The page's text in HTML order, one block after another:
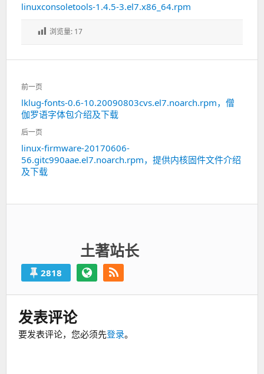
linuxconsoletools-1.4.5-3.el7.x86_64.rpm
浏览量: 17
文
章
导
航
前一页
上
一
篇：
lklug-fonts-0.6-10.20090803cvs.el7.noarch.rpm，僧
伽罗语字体包介绍及下载
后一页
下
一
篇：
linux-firmware-20170606-
56.gitc990aae.el7.noarch.rpm，提供内核固件文件介绍
及下载
土著站长
2818
发表评论
要发表评论，您必须先登录。